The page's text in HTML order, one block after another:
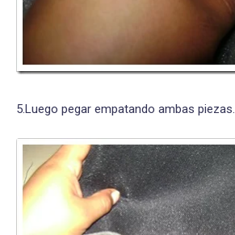
5.Luego pegar empatando ambas piezas.